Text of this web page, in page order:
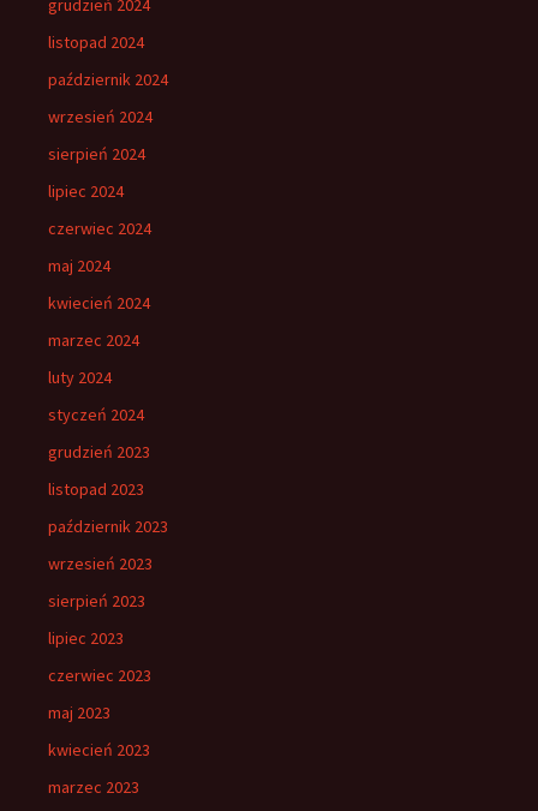
grudzień 2024
listopad 2024
październik 2024
wrzesień 2024
sierpień 2024
lipiec 2024
czerwiec 2024
maj 2024
kwiecień 2024
marzec 2024
luty 2024
styczeń 2024
grudzień 2023
listopad 2023
październik 2023
wrzesień 2023
sierpień 2023
lipiec 2023
czerwiec 2023
maj 2023
kwiecień 2023
marzec 2023